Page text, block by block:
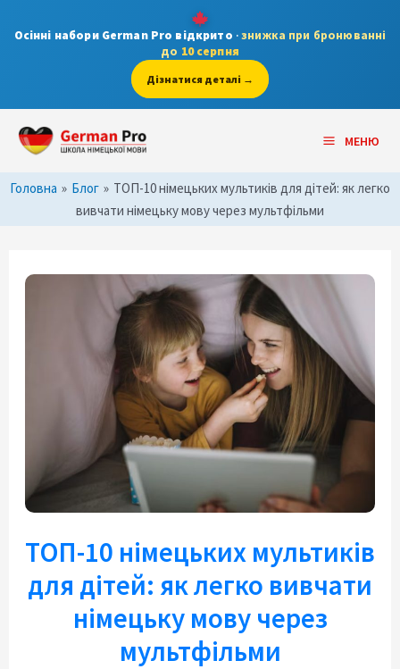
Осінні набори German Pro відкрито ·знижка при бронюванні
до 10 серпня
Дізнатися деталі →
Main
Menu
МЕНЮ
Головна » Блог » ТОП-10 німецьких мультиків для дітей: як легко
вивчати німецьку мову через мультфільми
ТОП-10 німецьких мультиків
для дітей: як легко вивчати
німецьку мову через
мультфільми
navigation